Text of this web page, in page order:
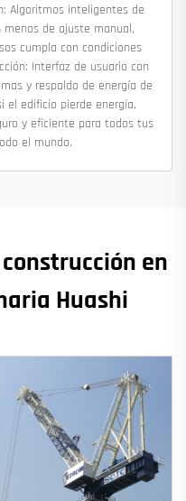
Algoritmos inteligentes de
de ajuste manual,
cumpla con condiciones
Interfaz de usuario con
y respaldo de energía de
el edificio pierde energía,
y eficiente para todos tus
el mundo.
en
Huashi